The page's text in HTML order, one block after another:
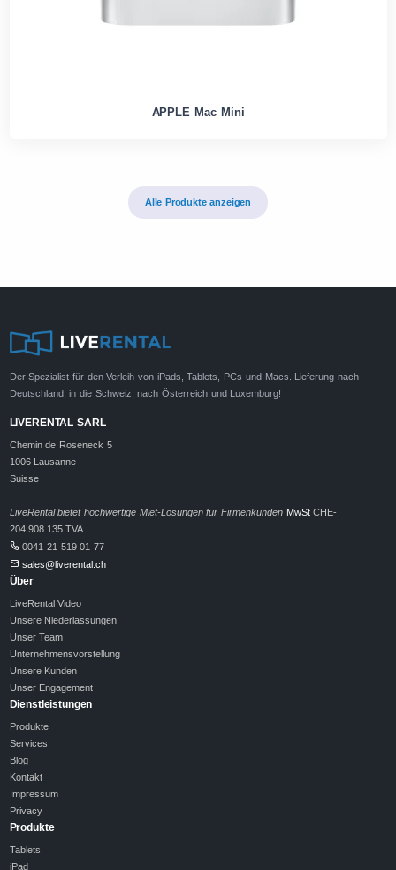
APPLE Mac Mini
Alle Produkte anzeigen
Der Spezialist für den Verleih von iPads, Tablets, PCs und Macs. Lieferung nach
Deutschland, in die Schweiz, nach Österreich und Luxemburg!
LIVERENTAL SARL
Chemin de Roseneck 5
1006 Lausanne
Suisse
LiveRental bietet hochwertige Miet-Lösungen für Firmenkunden MwStCHE-
204.908.135 TVA
0041 21 519 01 77
sales@liverental.ch
Über
LiveRental Video
Unsere Niederlassungen
Unser Team
Unternehmensvorstellung
Unsere Kunden
Unser Engagement
Dienstleistungen
Produkte
Services
Blog
Kontakt
Impressum
Privacy
Produkte
Tablets
iPad